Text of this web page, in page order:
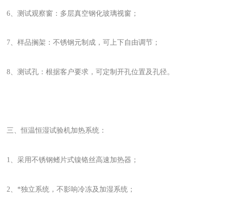
6、测试观察窗：多层真空钢化玻璃视窗；
7、样品搁架：不锈钢元制成，可上下自由调节；
8、测试孔：根据客户要求，可定制开孔位置及孔径。
三、恒温恒湿试验机加热系统：
1、采用不锈钢鳍片式镍铬丝高速加热器；
2、*独立系统，不影响冷冻及加湿系统；